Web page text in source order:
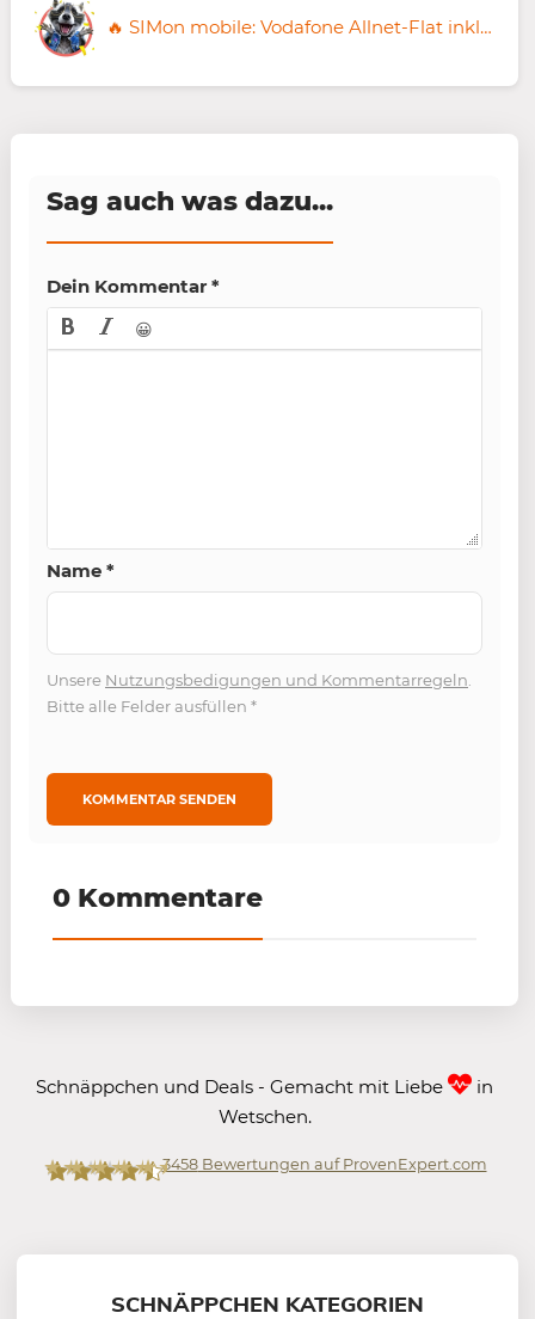
🔥 SIMon mobile: Vodafone Allnet-Flat inkl. 100GB 5G für 11,99€ mtl. ➡️ monatlich kündbar
Sag auch was dazu...
Dein Kommentar *
😀
Name *
Unsere Nutzungsbedigungen und Kommentarregeln
Bitte alle Felder ausfüllen *
0 Kommentare
Schnäppchen und Deals - Gemacht mit Liebe
in
Wetschen.
3458Bewertungen auf ProvenExpert.com
SCHNÄPPCHEN KATEGORIEN